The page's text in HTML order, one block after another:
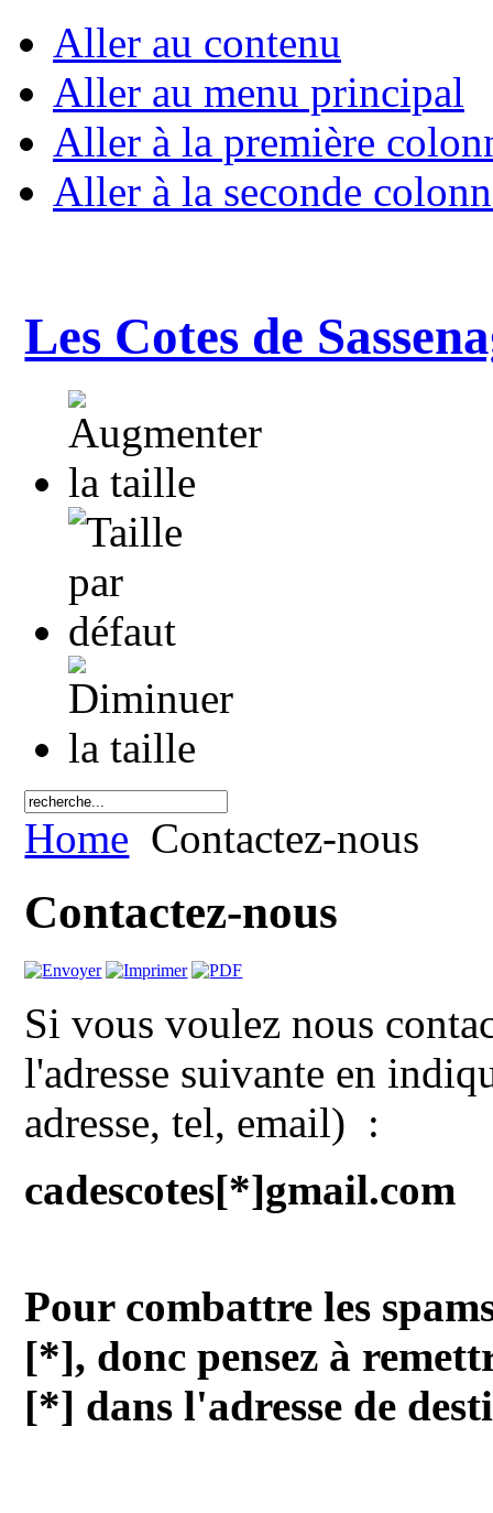
Aller au contenu
Aller au menu principal
Aller à la première
Aller à la seconde
Les Cotes de
Home Contactez-nous
Contactez-nous
Si vous voulez nous
l'adresse suivante en
adresse, tel, email) :
cadescotes[*]gmail.com
Pour combattre les
[*], donc pensez à
[*] dans l'adresse de